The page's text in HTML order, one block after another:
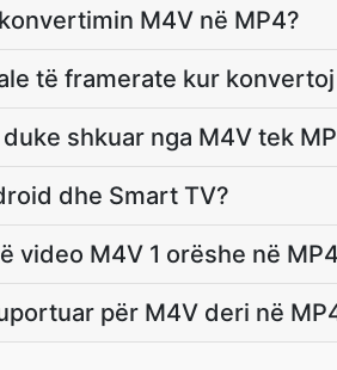
M4V në MP4?
të framerate kur
shkuar nga M4V tek
dhe Smart TV?
video M4V 1 orëshe në
për M4V deri në